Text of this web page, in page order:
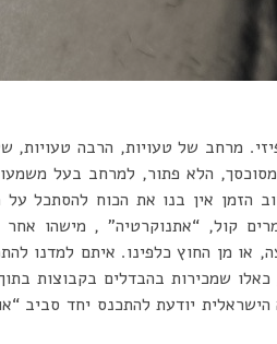
מרחב של טעויות, הרבה טעויות,
הלא פתור, למרחב בעל
הזמן אין בנו את הכוח להסתכל
קול, “אתנוקרטיה” , מישהו
מן החוץ כלפינו. איתם למדנו
שמכירות בהבדלים בקבוצות
יודעת להתכנס יחד סביב